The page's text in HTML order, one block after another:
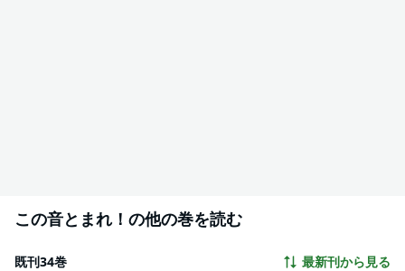
この音とまれ！の他の巻を読む
既刊34巻 最新刊から見る